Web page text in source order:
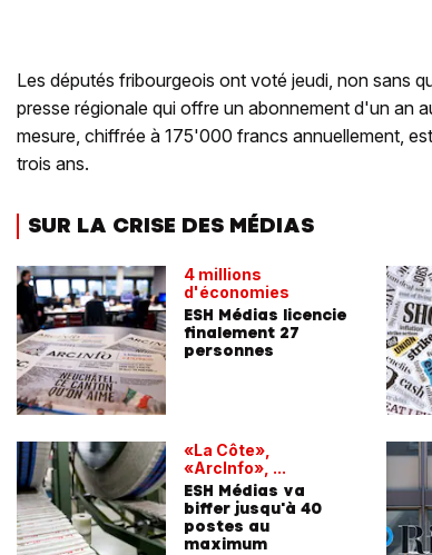
Les députés fribourgeois ont voté jeudi, non sans
presse régionale qui offre un abonnement d'un an
mesure, chiffrée à 175'000 francs annuellement,
trois ans.
SUR LA CRISE DES MÉDIAS
4 millions
d'économies
ESH Médias licencie
finalement 27
personnes
«La Côte»,
«ArcInfo», ...
ESH Médias va
biffer jusqu'à 40
postes au
maximum